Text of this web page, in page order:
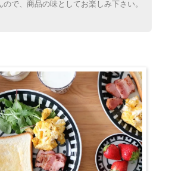
で、商品の味としてお楽しみ下さい。